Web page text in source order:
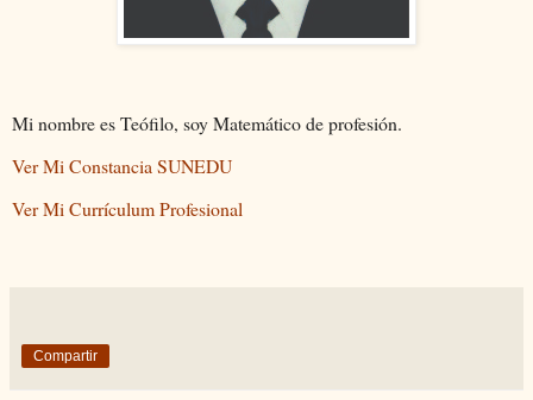
Mi nombre es Teófilo, soy Matemático de profesión.
Ver Mi Constancia SUNEDU
Ver Mi Currículum Profesional
Compartir